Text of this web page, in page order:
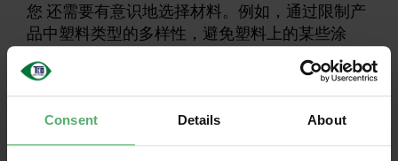
Consent Details About
您 还需要有意识地选择材料。例如，通过限制产
品中塑料类型的多样性，避免塑料上的某些涂
层，避免在材料中包括有毒物质，可以提高回收
率。